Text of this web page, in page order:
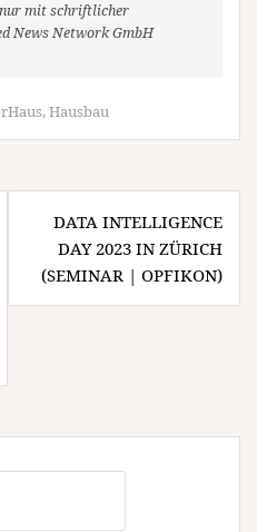
nur mit schriftlicher
News Network GmbH
,Hausbau
DATA INTELLIGENCE
DAY 2023 IN ZÜRICH
(SEMINAR | OPFIKON)